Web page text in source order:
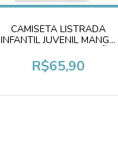
CAMISETA LISTRADA
INFANTIL JUVENIL MANGA
R$65,90